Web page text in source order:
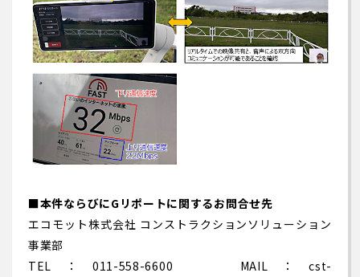
■本件ならびにGリポートに関するお問合せ先
エコモット株式会社 コンストラクションソリューション
事業部
TEL：011-558-6600 MAIL：cst-